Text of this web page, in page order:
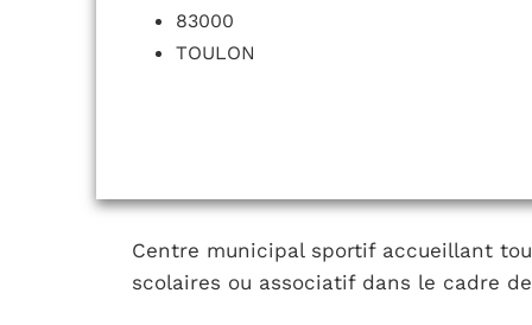
83000
TOULON
Centre municipal sportif accueillant
scolaires ou associatif dans le cadre